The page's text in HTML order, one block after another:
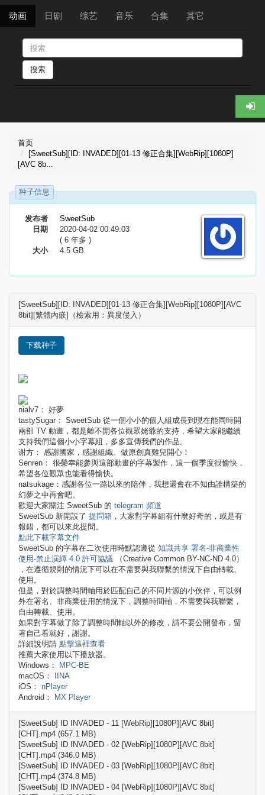
动画 日剧 综艺 音乐 合集 其它
搜索
首页
[SweetSub][ID: INVADED][01-13 修正合集][WebRip][1080P]
[AVC 8b...
种子信息
发布者
SweetSub
日期
2020-04-02 00:49:03
( 6 年多 )
大小
4.5 GB
[SweetSub][ID: INVADED][01-13 修正合集][WebRip][1080P][AVC
8bit][繁體內嵌]（檢索用：異度侵入）
下载种子
nialv7： 好夢
tastySugar： SweetSub 從一個小小的個人組成長到現在能同時開
兩部 TV 動畫，都是離不開各位觀眾姥爺的支持，希望大家能繼續
支持我們這個小小字幕組，多多宣傳我們的作品。
谢方： 感謝國家，感謝組織。做原創真雞兒開心！
Senren： 很榮幸能參與這部動畫的字幕製作，這一個季度很愉快，
希望各位觀眾也能看得愉快。
natsukage：感謝各位一路以來的陪伴，我想還會在不知由誰構築的
幻夢之中再會吧。
歡迎大家關注 SweetSub 的 telegram 頻道
SweetSub 新開設了 提問箱 ，大家對字幕組有什麼好奇的，或是有
報錯，都可以來此提問。
點此下載字幕文件
SweetSub 的字幕在二次使用時默認遵從 知識共享 署名-非商業性
使用-禁止演繹 4.0 許可協議 （Creative Common BY-NC-ND 4.0）
，在遵循規則的情況下可以在不需要與我聯繫的情況下自由轉載、
使用。
但是，對於調整時間軸用於匹配自己的不同片源的小伙伴，可以例
外在署名、非商業使用的情況下，調整時間軸，不需要與我聯繫，
自由轉載、使用。
如果對字幕做了除了調整時間軸以外的修改，請不要公開發布，留
著自己看就好，謝謝。
詳細說明請 點擊這裡查看
推薦大家使用以下播放器。
Windows：
MPC-BE
macOS：
IINA
iOS： nPlayer
Android：
MX Player
[SweetSub] ID INVADED - 11 [WebRip][1080P][AVC 8bit]
[CHT].mp4 (657.1 MB)
[SweetSub] ID INVADED - 02 [WebRip][1080P][AVC 8bit]
[CHT].mp4 (346.0 MB)
[SweetSub] ID INVADED - 03 [WebRip][1080P][AVC 8bit]
[CHT].mp4 (374.8 MB)
[SweetSub] ID INVADED - 04 [WebRip][1080P][AVC 8bit]